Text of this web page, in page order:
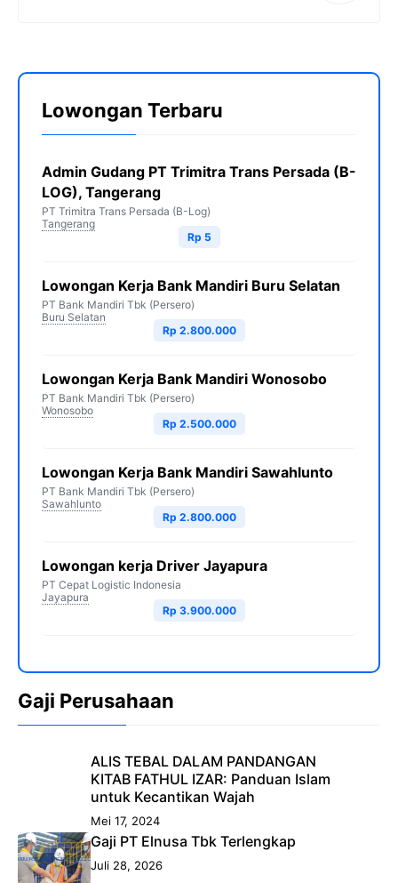
Lowongan Terbaru
Admin Gudang PT Trimitra Trans Persada (B-
LOG), Tangerang
PT Trimitra Trans Persada (B-Log)
Tangerang
Rp 5
Lowongan Kerja Bank Mandiri Buru Selatan
PT Bank Mandiri Tbk (Persero)
Buru Selatan
Rp 2.800.000
Lowongan Kerja Bank Mandiri Wonosobo
PT Bank Mandiri Tbk (Persero)
Wonosobo
Rp 2.500.000
Lowongan Kerja Bank Mandiri Sawahlunto
PT Bank Mandiri Tbk (Persero)
Sawahlunto
Rp 2.800.000
Lowongan kerja Driver Jayapura
PT Cepat Logistic Indonesia
Jayapura
Rp 3.900.000
Gaji Perusahaan
ALIS TEBAL DALAM PANDANGAN
KITAB FATHUL IZAR: Panduan Islam
untuk Kecantikan Wajah
Mei 17, 2024
Gaji PT Elnusa Tbk Terlengkap
Juli 28, 2026